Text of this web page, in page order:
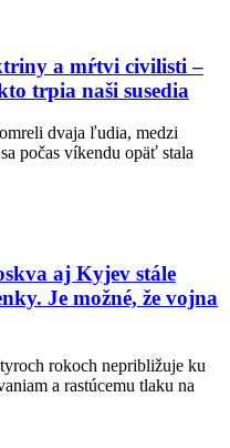
a mŕtvi civilisti –
trpia naši susedia
dvaja ľudia, medzi
počas víkendu opäť stala
aj Kyjev stále
Je možné, že vojna
rokoch nepribližuje ku
a rastúcemu tlaku na